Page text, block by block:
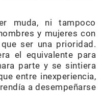
muda, ni tampoco
y mujeres con
ser una prioridad.
el equivalente para
parte y se sintiera
entre inexperiencia,
a desempeñarse